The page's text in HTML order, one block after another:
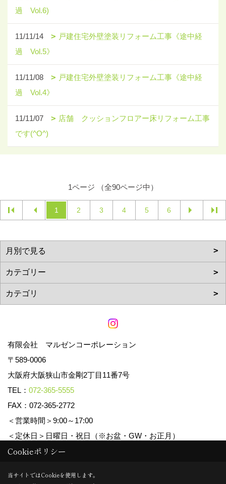
過 Vol.6)
11/11/14
戸建住宅外壁塗装リフォーム工事《途中経
過 Vol.5》
11/11/08
戸建住宅外壁塗装リフォーム工事《途中経
過 Vol.4》
11/11/07
店舗 クッションフロアー床リフォーム工事
です(^O^)
1ページ （全90ページ中）
1 2 3 4 5 6
有限会社 マルゼンコーポレーション
〒589-0006
大阪府大阪狭山市金剛2丁目11番7号
TEL： 072-365-5555
FAX：072-365-2772
＜営業時間＞9:00～17:00
＜定休日＞日曜日・祝日（※お盆・GW・お正月）
Copyright (c) マルゼンコーポレーション. All Rights Reserved.
Cookieポリシー
当サイトではCookieを使用します。